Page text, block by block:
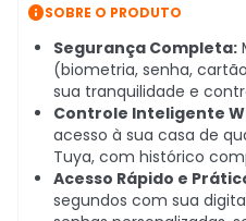
SOBRE O PRODUTO
Segurança Completa:
(biometria, senha,
sua tranquilidade e
Controle Inteligente
acesso à sua casa de
Tuya, com histórico
Acesso Rápido e
segundos com sua